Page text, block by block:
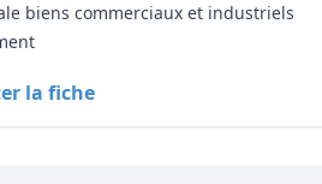
biens commerciaux et industriels
la fiche